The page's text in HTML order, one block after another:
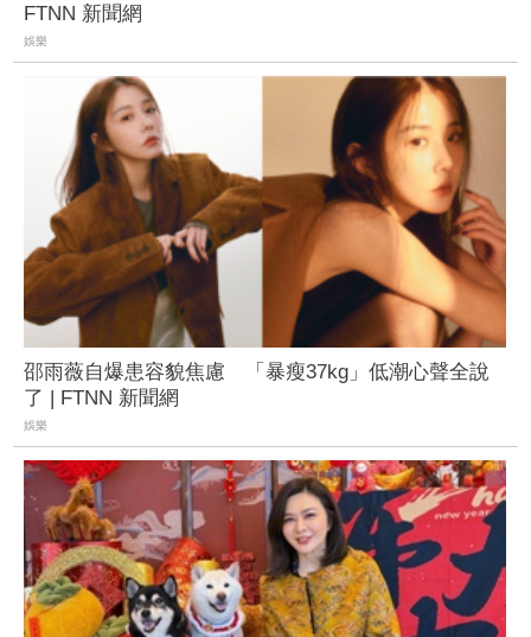
FTNN 新聞網
娛樂
邵雨薇自爆患容貌焦慮 「暴瘦37kg」低潮心聲全說
了 | FTNN 新聞網
娛樂